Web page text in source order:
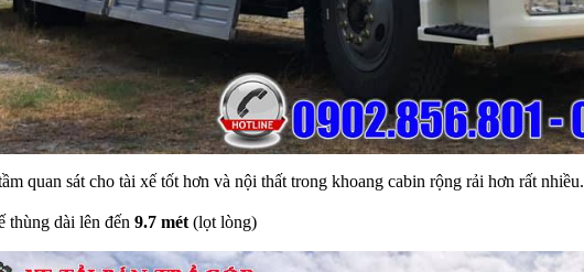
quan sát cho tài xế tốt hơn và nội thất trong khoang cabin rộng rải hơn rất nhiều.
thùng dài lên đến9.7 mét(lọt lòng)